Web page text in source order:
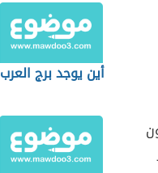
أين يوجد برج العرب